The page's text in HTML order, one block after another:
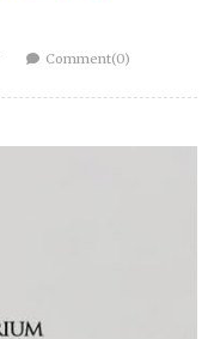
Comment(0)